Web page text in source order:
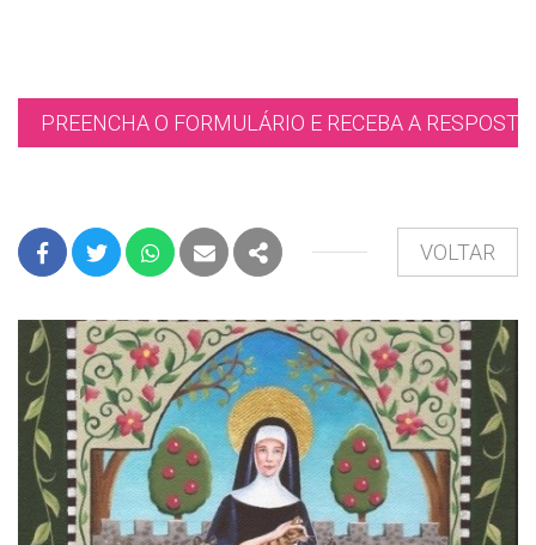
PREENCHA O FORMULÁRIO E RECEBA A
FACEBOOK
TWITTERWHATSAPP
E-MAILPARTILHAR
VOLTAR